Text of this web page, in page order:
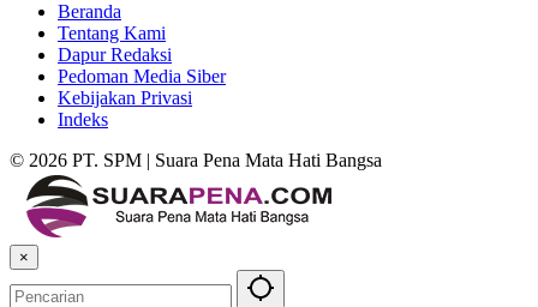
Beranda
Tentang Kami
Dapur Redaksi
Pedoman Media Siber
Kebijakan Privasi
Indeks
© 2026 PT. SPM | Suara Pena Mata Hati Bangsa
×